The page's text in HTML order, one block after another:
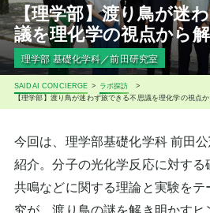
【理学部】渡り鳥が迷
議を理化学の視点から
理学部 基礎化学科／前田研究室
SAIDAI CONCIERGE > ラボ探訪
>
【理学部】渡り鳥が迷わず旅できる不思議を理化学の視点
今回は、理学部基礎化学科 前田
紹介。分子の光化学反応に対す
共鳴などに関する理論と実験を
究が、渡り鳥の謎を解き明かす